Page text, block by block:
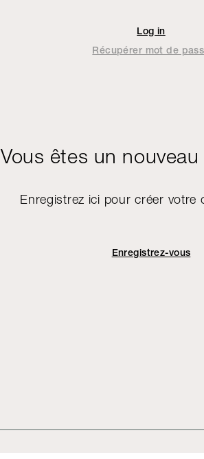
Récupérer mot de
Vous êtes un
Enregistrez ici pour créer votre
Enregistrez-vous